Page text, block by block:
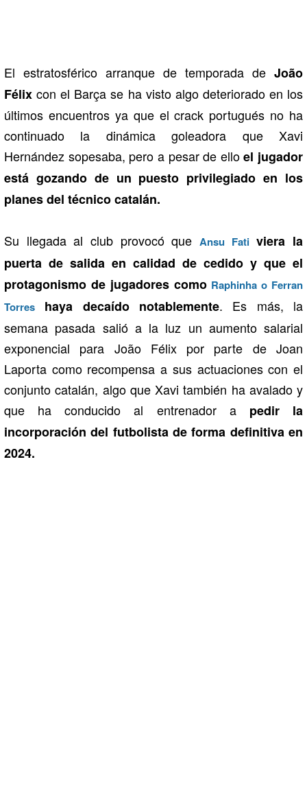
El estratosférico arranque de temporada de João
Félix con el Barça se ha visto algo deteriorado en los
últimos encuentros ya que el crack portugués no ha
continuado la dinámica goleadora que Xavi
Hernández sopesaba, pero a pesar de elloel jugador
está gozando de un puesto privilegiado en los
planes del técnico catalán.
Su llegada al club provocó que Ansu Fativiera la
puerta de salida en calidad de cedido y que el
protagonismo de jugadores como Raphinha o Ferran
Torres haya decaído notablemente. Es más, la
semana pasada salió a la luz un aumento salarial
exponencial para João Félix por parte de Joan
Laporta como recompensa a sus actuaciones con el
conjunto catalán, algo que Xavi también ha avalado y
que ha conducido al entrenador a pedir la
incorporación del futbolista de forma definitiva en
2024.